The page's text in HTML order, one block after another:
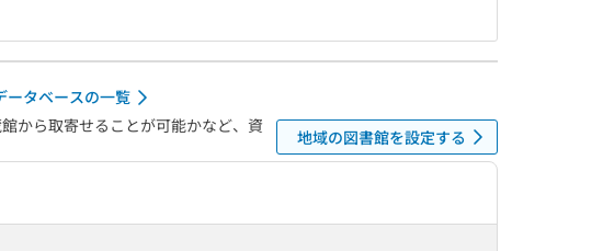
ータベースの一覧
から取寄せることが可能かなど、資
地域の図書館を設定する